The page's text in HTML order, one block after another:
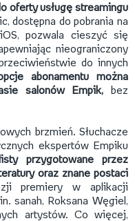
oferty usługę streamingu
dostępna do pobrania na
pozwala cieszyć się
nieograniczony
do innych
abonamentu można
salonów Empik, bez
brzmień. Słuchacze
ekspertów Empiku
przygotowane przez
oraz znane postaci
premiery w aplikacji
sanah, Roksana Węgiel,
artystów. Co więcej,